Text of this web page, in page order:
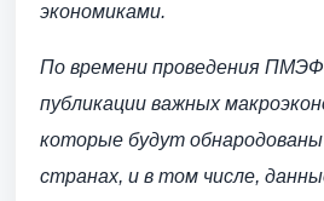
экономиками.
По времени проведения ПМЭФ
публикации важных
которые будут обнародованы
странах, и в том числе,